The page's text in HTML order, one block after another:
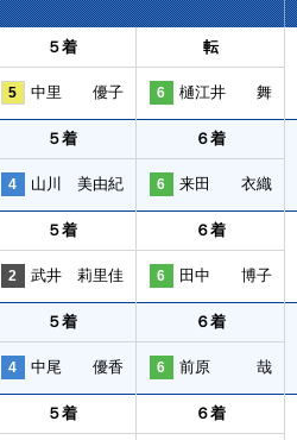
５着
転
5 中里 優子 6 樋江井 舞
５着
６着
4 山川 美由紀 6 来田 衣織
５着
６着
2 武井 莉里佳 6 田中 博子
５着
６着
4 中尾 優香 6 前原 哉
５着
６着